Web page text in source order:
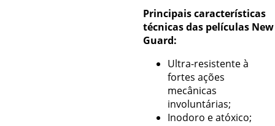
Principais características
técnicas das películas New
Guard:
Ultra-resistente à
fortes ações
mecânicas
involuntárias;
Inodoro e atóxico;